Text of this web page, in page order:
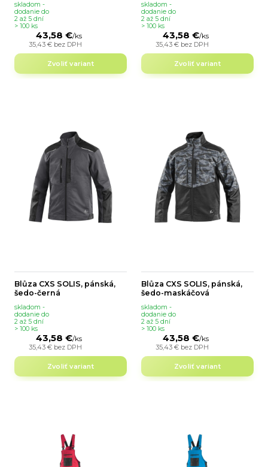
43,58 €/ks
35,43 € bez DPH
skladom -
dodanie do
2 až 5 dní
> 100 ks
Zvoliť variant
43,58 €/ks
35,43 € bez DPH
skladom -
dodanie do
2 až 5 dní
> 100 ks
Zvoliť variant
Blůza CXS SOLIS, pánská,
šedo-černá
43,58 €/ks
35,43 € bez DPH
skladom -
dodanie do
2 až 5 dní
> 100 ks
Zvoliť variant
Blůza CXS SOLIS, pánská,
šedo-maskáčová
43,58 €/ks
35,43 € bez DPH
skladom -
dodanie do
2 až 5 dní
> 100 ks
Zvoliť variant